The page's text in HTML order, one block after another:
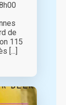
de
115
[...]